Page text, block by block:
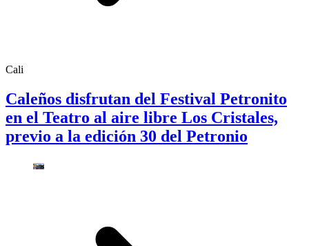
Cali
Caleños disfrutan del Festival Petronito
en el Teatro al aire libre Los Cristales,
previo a la edición 30 del Petronio